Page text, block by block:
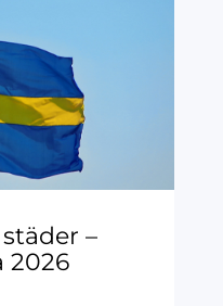
–
2026